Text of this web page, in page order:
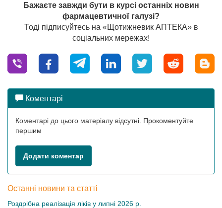
Бажаєте завжди бути в курсі останніх новин
фармацевтичної галузі?
Тоді підписуйтесь на «Щотижневик АПТЕКА» в
соціальних мережах!
Коментарі
Коментарі до цього матеріалу відсутні. Прокоментуйте
першим
Додати коментар
Останні новини та статті
Роздрібна реалізація ліків у липні 2026 р.